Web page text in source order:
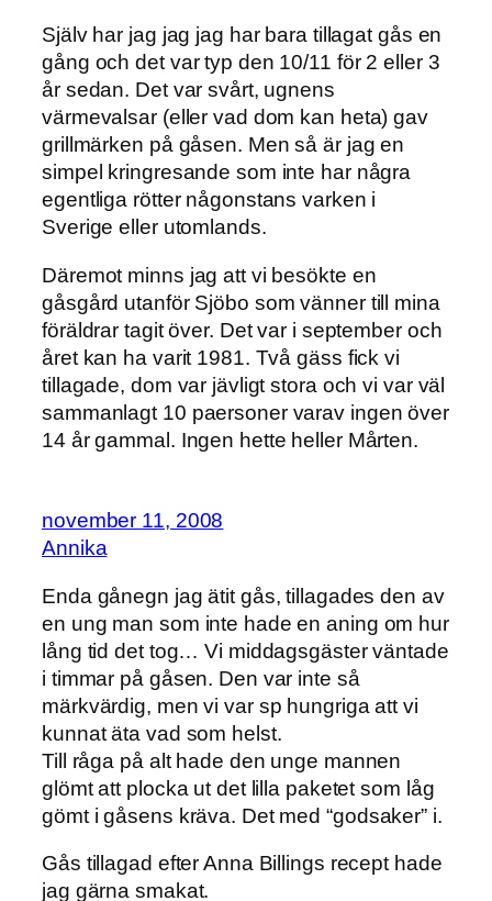
Själv har jag jag jag har bara tillagat gås en
gång och det var typ den 10/11 för 2 eller 3
år sedan. Det var svårt, ugnens
värmevalsar (eller vad dom kan heta) gav
grillmärken på gåsen. Men så är jag en
simpel kringresande som inte har några
egentliga rötter någonstans varken i
Sverige eller utomlands.
Däremot minns jag att vi besökte en
gåsgård utanför Sjöbo som vänner till mina
föräldrar tagit över. Det var i september och
året kan ha varit 1981. Två gäss fick vi
tillagade, dom var jävligt stora och vi var väl
sammanlagt 10 paersoner varav ingen över
14 år gammal. Ingen hette heller Mårten.
november 11, 2008
Annika
Enda gånegn jag ätit gås, tillagades den av
en ung man som inte hade en aning om hur
lång tid det tog… Vi middagsgäster väntade
i timmar på gåsen. Den var inte så
märkvärdig, men vi var sp hungriga att vi
kunnat äta vad som helst.
Till råga på alt hade den unge mannen
glömt att plocka ut det lilla paketet som låg
gömt i gåsens kräva. Det med “godsaker” i.
Gås tillagad efter Anna Billings recept hade
jag gärna smakat.